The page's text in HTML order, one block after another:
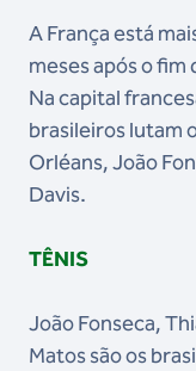
A França está
meses após o fim
Na capital
brasileiros lutam
Orléans, João
Davis.
TÊNIS
João Fonseca,
Matos são os